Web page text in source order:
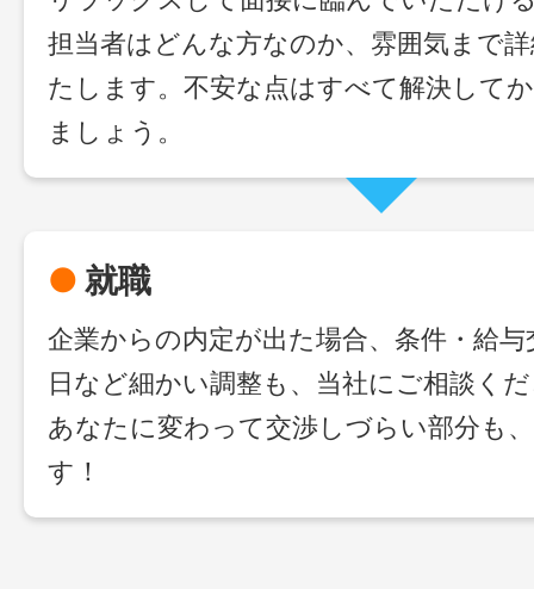
担当者はどんな方なのか、雰囲気まで
たします。不安な点はすべて解決して
ましょう。
● 就職
企業からの内定が出た場合、条件・給与
日など細かい調整も、当社にご相談く
あなたに変わって交渉しづらい部分も
す！